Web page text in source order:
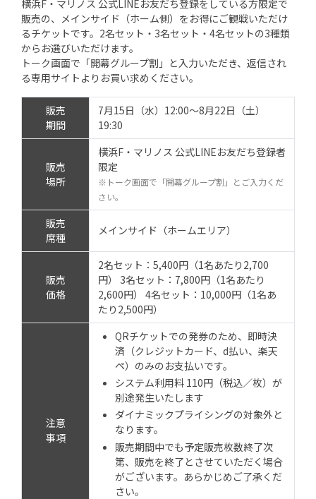
横浜F・マリノス 公式LINEお友だち登録をしている方限定で
販売の、メインサイド（ホーム側）をお得にご観戦いただけ
るチケットです。2名セット・3名セット・4名セットの3種類
からお選びいただけます。
トーク画面で「開幕グループ割」と入力いただき、返信され
る専用サイトよりお買い求めください。
販売
期間
7月15日（水）12:00～8月22日（土）
19:30
販売
場所
横浜F・マリノス 公式LINEお友だち登録者
限定
※トーク画面で「開幕グループ割」とご入力くだ
さい。
販売
席種
メインサイド（ホームエリア）
販売
価格
2名セット：5,400円（1名あたり2,700
円） 3名セット：7,800円（1名あたり
2,600円） 4名セット：10,000円（1名あ
たり2,500円）
注意
事項
QRチケットでの発券のため、即時決
済（クレジットカード、d払い、楽天
ペ）のみのお支払いです。
システム利用料 110円（税込／枚）が
別途発生いたします
ダイナミックプライシングの対象外と
なります。
販売期間中でも予定販売枚数終了次
第、販売を終了とさせていただく場合
がございます。あらかじめご了承くだ
さい。